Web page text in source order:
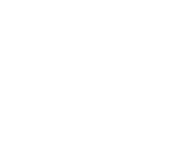
service possible, nous